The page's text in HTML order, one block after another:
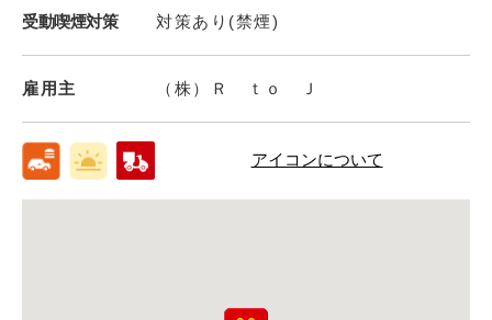
受動喫煙対策 対策あり(禁煙)
雇用主 （株）Ｒ ｔｏ Ｊ
アイコンについて